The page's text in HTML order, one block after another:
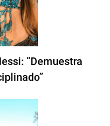
“Demuestra